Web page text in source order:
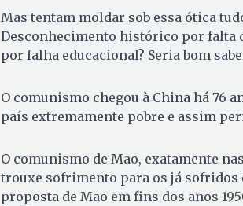
Mas tentam moldar sob essa ótica
Desconhecimento histórico por falta
por falha educacional? Seria bom
O comunismo chegou à China há 76
país extremamente pobre e assim
O comunismo de Mao, exatamente
trouxe sofrimento para os já sofridos
proposta de Mao em fins dos anos